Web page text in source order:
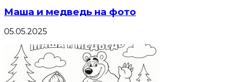
Маша и медведь на фото
05.05.2025